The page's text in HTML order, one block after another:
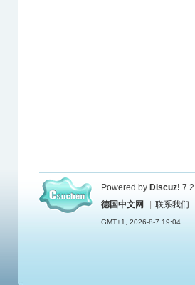
Powered by Discuz! 7.2
德国中文网
联系我们
GMT+1, 2026-8-7 19:04.